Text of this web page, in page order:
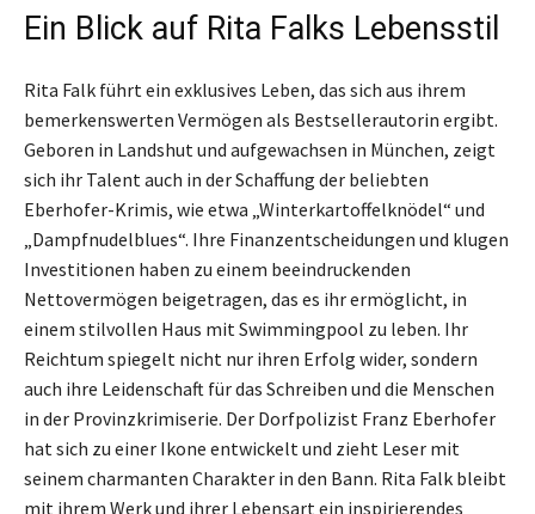
Ein Blick auf Rita Falks Lebensstil
Rita Falk führt ein exklusives Leben, das sich aus ihrem
bemerkenswerten Vermögen als Bestsellerautorin ergibt.
Geboren in Landshut und aufgewachsen in München, zeigt
sich ihr Talent auch in der Schaffung der beliebten
Eberhofer-Krimis, wie etwa „Winterkartoffelknödel“ und
„Dampfnudelblues“. Ihre Finanzentscheidungen und klugen
Investitionen haben zu einem beeindruckenden
Nettovermögen beigetragen, das es ihr ermöglicht, in
einem stilvollen Haus mit Swimmingpool zu leben. Ihr
Reichtum spiegelt nicht nur ihren Erfolg wider, sondern
auch ihre Leidenschaft für das Schreiben und die Menschen
in der Provinzkrimiserie. Der Dorfpolizist Franz Eberhofer
hat sich zu einer Ikone entwickelt und zieht Leser mit
seinem charmanten Charakter in den Bann. Rita Falk bleibt
mit ihrem Werk und ihrer Lebensart ein inspirierendes